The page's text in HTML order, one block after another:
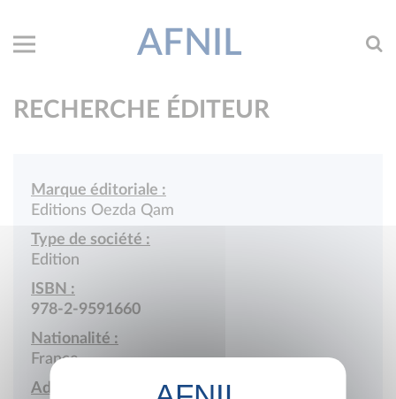
AFNIL
RECHERCHE ÉDITEUR
Marque éditoriale :
Editions Oezda Qam
Type de société :
Edition
ISBN :
978-2-9591660
Nationalité :
France
Adresse :